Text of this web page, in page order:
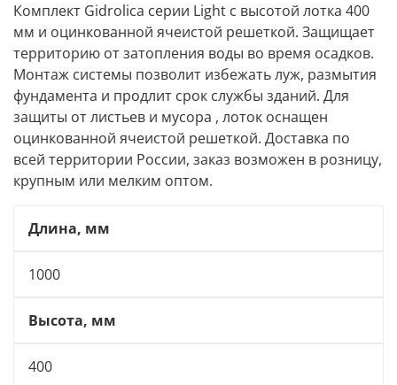
Комплект Gidrolica серии Light c высотой лотка 400
мм и оцинкованной ячеистой решеткой. Защищает
территорию от затопления воды во время осадков.
Монтаж системы позволит избежать луж, размытия
фундамента и продлит срок службы зданий. Для
защиты от листьев и мусора , лоток оснащен
оцинкованной ячеистой решеткой. Доставка по
всей территории России, заказ возможен в розницу,
крупным или мелким оптом.
Длина, мм
1000
Высота, мм
400